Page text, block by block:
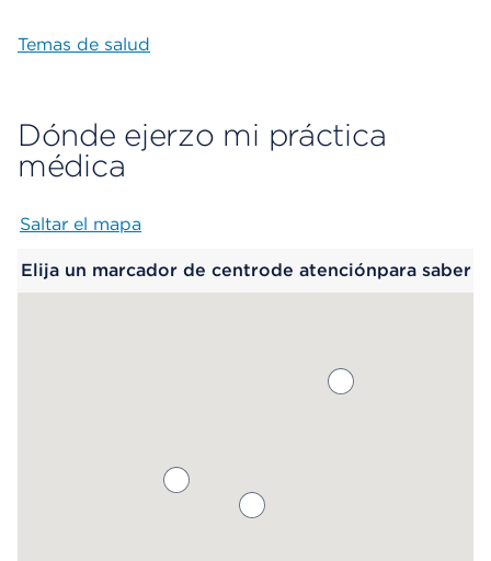
Temas de salud
Dónde ejerzo mi práctica
médica
Saltar el mapa
Elija un marcador de centrode atenciónpara saber